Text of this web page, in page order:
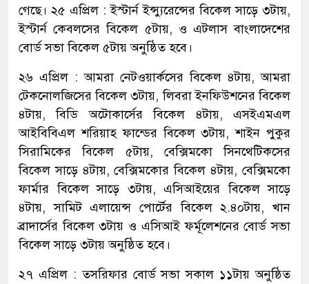
গেছে। ২৫ এপ্রিল : ইস্টার্ন ইন্স্যুরেন্সের বিকেল সাড়ে ৩টায়,
ইস্টার্ন কেবলসের বিকেল ৫টায়, ও এটলাস বাংলাদেশের
বোর্ড সভা বিকেল ৫টায় অনুষ্ঠিত হবে।
২৬ এপ্রিল : আমরা নেটওয়ার্কসের বিকেল ৪টায়, আমরা
টেকনোলজিসের বিকেল ৩টায়, লিবরা ইনফিউশনের বিকেল
৪টায়, বিডি অটোকার্সের বিকেল ৪টায়, এসইএমএল
আইবিবিএল শরিয়াহ ফান্ডের বিকেল ৩টায়, শাইন পুকুর
সিরামিকের বিকেল ৫টায়, বেক্সিমকো সিনথেটিকসের
বিকেল সাড়ে ৪টায়, বেক্সিমকোর বিকেল ৪টায়, বেক্সিমকো
ফার্মার বিকেল সাড়ে ৩টায়, এসিআইয়ের বিকেল সাড়ে
৪টায়, সামিট এলায়েন্স পোর্টের বিকেল ২.৪০টায়, খান
ব্রাদার্সের বিকেল ৩টায় ও এসিআই ফর্মূলেশনের বোর্ড সভা
বিকেল সাড়ে ৩টায় অনুষ্ঠিত হবে।
২৭ এপ্রিল : তসরিফার বোর্ড সভা সকাল ১১টায় অনুষ্ঠিত